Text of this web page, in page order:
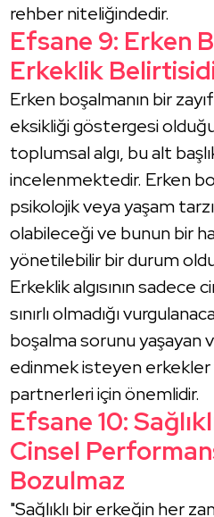
rehber niteliğindedir.
Efsane 9: Erken
Erkeklik
Erken boşalmanın bir
eksikliği göstergesi
toplumsal algı, bu alt
incelenmektedir. Erken
psikolojik veya yaşam
olabileceği ve bunun bir
yönetilebilir bir durum
Erkeklik algısının
sınırlı olmadığı
boşalma sorunu yaşayan
edinmek isteyen erkekler
partnerleri için önemlidir.
Efsane 10:
Cinsel
Bozulmaz
"Sağlıklı bir erkeğin her